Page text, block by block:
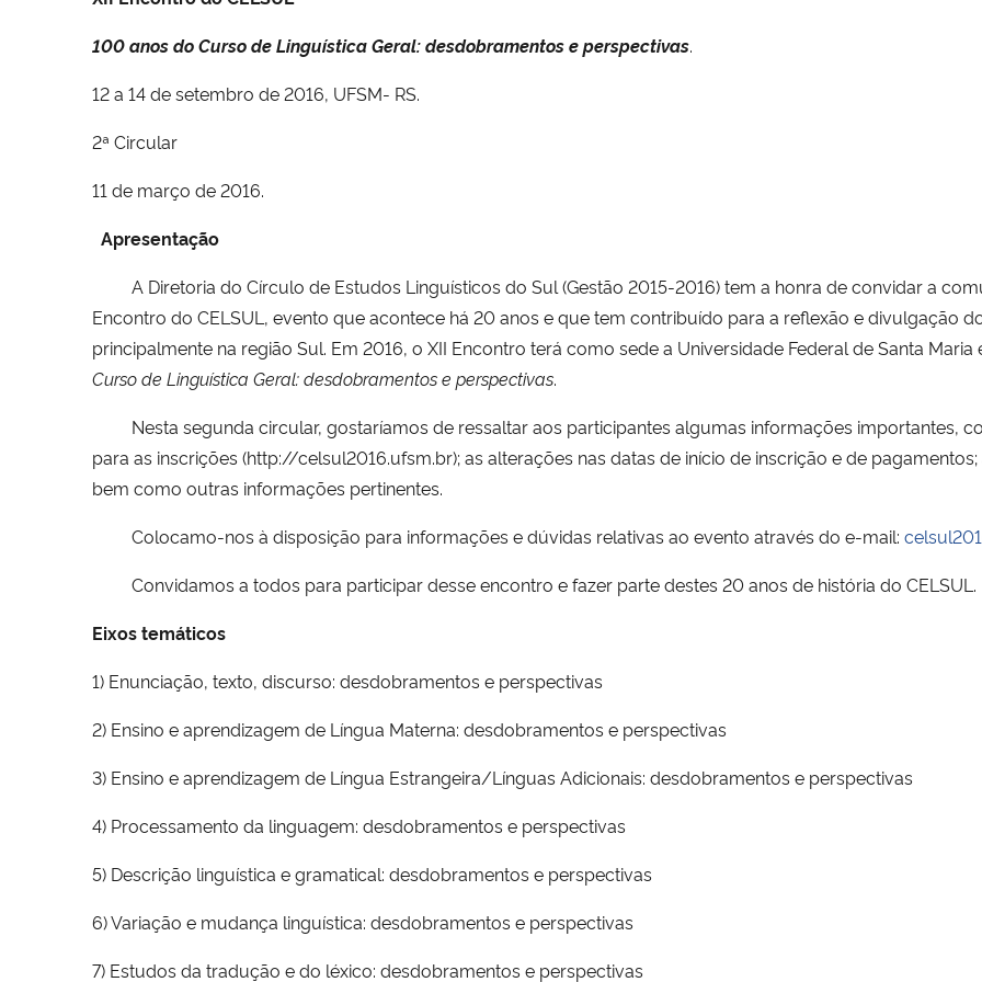
100 anos do Curso de Linguística Geral: desdobramentos e perspectivas.
12 a 14 de setembro de 2016, UFSM- RS.
2ª Circular
11 de março de 2016.
Apresentação
A Diretoria do Círculo de Estudos Linguísticos do Sul (Gestão 2015-2016) tem a honra de convidar a
Encontro do CELSUL, evento que acontece há 20 anos e que tem contribuído para a reflexão e divulgação
principalmente na região Sul. Em 2016, o XII Encontro terá como sede a Universidade Federal de Santa
Curso de Linguística Geral: desdobramentos e perspectivas.
Nesta segunda circular, gostaríamos de ressaltar aos participantes algumas informações importantes,
para as inscrições (http://celsul2016.ufsm.br); as alterações nas datas de início de inscrição e de
bem como outras informações pertinentes.
Colocamo-nos à disposição para informações e dúvidas relativas ao evento através do e-mail:
Convidamos a todos para participar desse encontro e fazer parte destes 20 anos de história do CELSUL.
Eixos temáticos
1) Enunciação, texto, discurso: desdobramentos e perspectivas
2) Ensino e aprendizagem de Língua Materna: desdobramentos e perspectivas
3) Ensino e aprendizagem de Língua Estrangeira/Línguas Adicionais: desdobramentos e perspectivas
4) Processamento da linguagem: desdobramentos e perspectivas
5) Descrição linguística e gramatical: desdobramentos e perspectivas
6) Variação e mudança linguística: desdobramentos e perspectivas
7) Estudos da tradução e do léxico: desdobramentos e perspectivas